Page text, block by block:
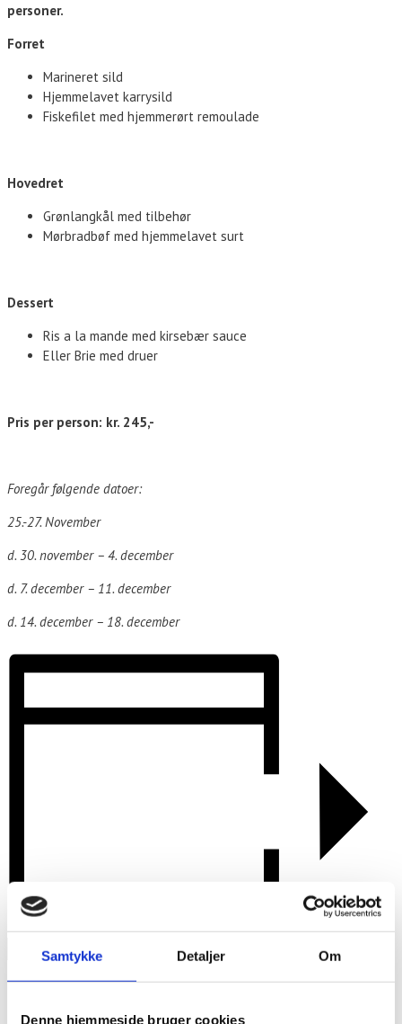
Samtykke Detaljer Om
Denne hjemmeside bruger cookies
personer.
Forret
Marineret sild
Hjemmelavet karrysild
Fiskefilet med hjemmerørt remoulade
Hovedret
Grønlangkål med tilbehør
Mørbradbøf med hjemmelavet surt
Dessert
Ris a la mande med kirsebær sauce
Eller Brie med druer
Pris per person: kr. 245,-
Foregår følgende datoer:
25.-27. November
d. 30. november – 4. december
d. 7. december – 11. december
d. 14. december – 18. december
TILFØJ TIL KALENDER